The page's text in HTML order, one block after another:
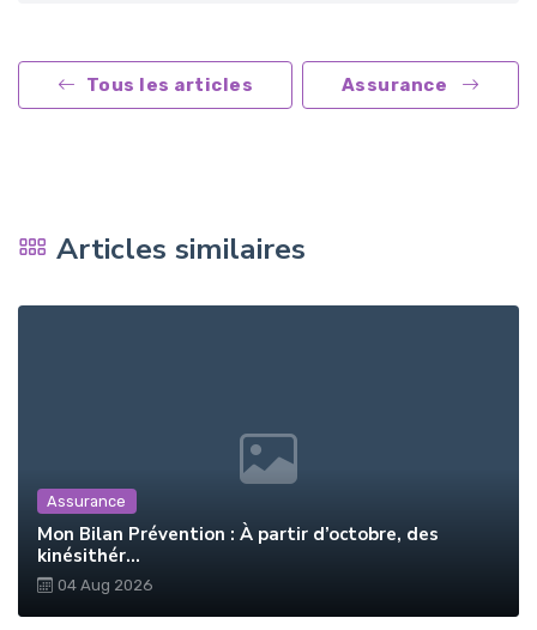
Tous les articles Assurance
Articles similaires
Assurance
Mon Bilan Prévention : À partir d’octobre, des
kinésithér...
04 Aug 2026